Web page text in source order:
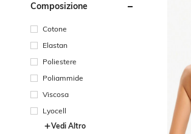
Composizione
Cotone
Elastan
Poliestere
Poliammide
Viscosa
Lyocell
Vedi Altro